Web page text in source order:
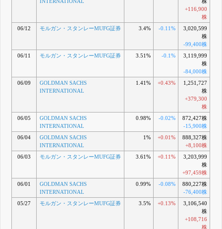
INTERNATIONAL
株
+116,900
株
06/12
モルガン・スタンレーMUFG証券 3.4% -0.11%
3,020,599
株
-99,400株
06/11
モルガン・スタンレーMUFG証券 3.51% -0.1%
3,119,999
株
-84,000株
06/09
GOLDMAN SACHS
INTERNATIONAL
1.41% +0.43%
1,251,727
株
+379,300
株
06/05
GOLDMAN SACHS
INTERNATIONAL
0.98% -0.02%
872,427株
-15,900株
06/04
GOLDMAN SACHS
INTERNATIONAL
1% +0.01%
888,327株
+8,100株
06/03
モルガン・スタンレーMUFG証券 3.61% +0.11%
3,203,999
株
+97,459株
06/01
GOLDMAN SACHS
INTERNATIONAL
0.99% -0.08%
880,227株
-76,400株
05/27
モルガン・スタンレーMUFG証券 3.5% +0.13%
3,106,540
株
+108,716
株